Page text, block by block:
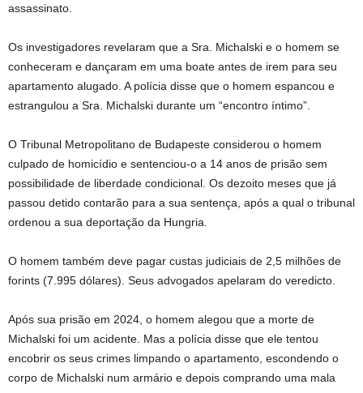
assassinato.
Os investigadores revelaram que a Sra. Michalski e o homem se
conheceram e dançaram em uma boate antes de irem para seu
apartamento alugado. A polícia disse que o homem espancou e
estrangulou a Sra. Michalski durante um “encontro íntimo”.
O Tribunal Metropolitano de Budapeste considerou o homem
culpado de homicídio e sentenciou-o a 14 anos de prisão sem
possibilidade de liberdade condicional. Os dezoito meses que já
passou detido contarão para a sua sentença, após a qual o tribunal
ordenou a sua deportação da Hungria.
O homem também deve pagar custas judiciais de 2,5 milhões de
forints (7.995 dólares). Seus advogados apelaram do veredicto.
Após sua prisão em 2024, o homem alegou que a morte de
Michalski foi um acidente. Mas a polícia disse que ele tentou
encobrir os seus crimes limpando o apartamento, escondendo o
corpo de Michalski num armário e depois comprando uma mala